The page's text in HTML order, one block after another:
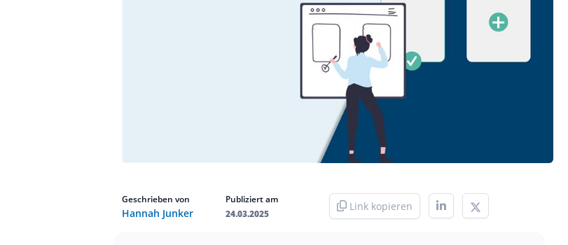
Geschrieben von
Hannah Junker
Publiziert am
24.03.2025
Link kopieren